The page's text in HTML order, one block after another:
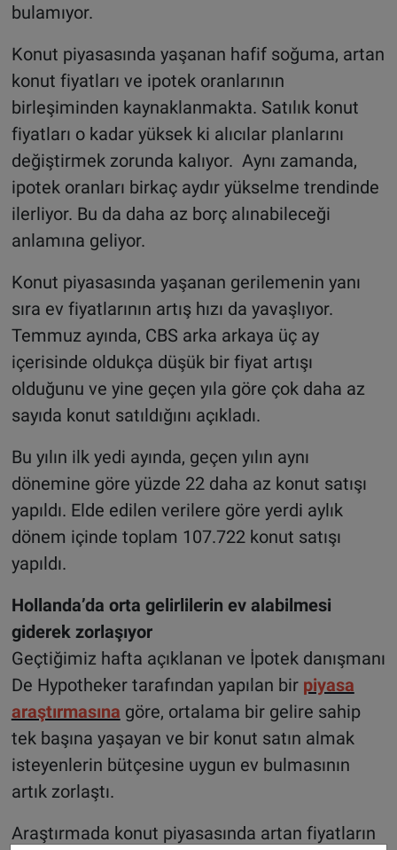
bulamıyor.
Konut piyasasında yaşanan hafif soğuma, artan
konut fiyatları ve ipotek oranlarının
birleşiminden kaynaklanmakta. Satılık konut
fiyatları o kadar yüksek ki alıcılar planlarını
değiştirmek zorunda kalıyor. Aynı zamanda,
ipotek oranları birkaç aydır yükselme trendinde
ilerliyor. Bu da daha az borç alınabileceği
anlamına geliyor.
Konut piyasasında yaşanan gerilemenin yanı
sıra ev fiyatlarının artış hızı da yavaşlıyor.
Temmuz ayında, CBS arka arkaya üç ay
içerisinde oldukça düşük bir fiyat artışı
olduğunu ve yine geçen yıla göre çok daha az
sayıda konut satıldığını açıkladı.
Bu yılın ilk yedi ayında, geçen yılın aynı
dönemine göre yüzde 22 daha az konut satışı
yapıldı. Elde edilen verilere göre yerdi aylık
dönem içinde toplam 107.722 konut satışı
yapıldı.
Hollanda’da orta gelirlilerin ev alabilmesi
giderek zorlaşıyor
Geçtiğimiz hafta açıklanan ve İpotek danışmanı
De Hypotheker tarafından yapılan bir piyasa
araştırmasına göre, ortalama bir gelire sahip
tek başına yaşayan ve bir konut satın almak
isteyenlerin bütçesine uygun ev bulmasının
artık zorlaştı.
Araştırmada konut piyasasında artan fiyatların